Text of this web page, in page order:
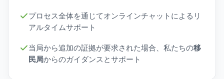
プロセス全体を通じてオンラインチャットによるリ
アルタイムサポート
当局から追加の証拠が要求された場合、私たちの移
民局からのガイダンスとサポート